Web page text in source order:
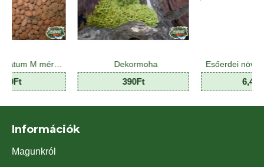
390Ft
Esőerdei növény mix - Jungle Plant Mix (8 O)
6,400Ft
Információk
Magunkról